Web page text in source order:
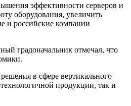
эффективности серверов и
оборудования, увеличить
и российские компании
градоначальник отмечал, что
в сфере вертикального
продукции, так и